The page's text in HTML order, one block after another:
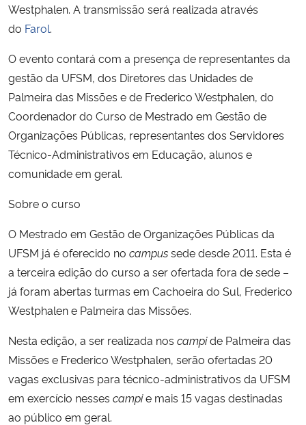
Ministério do Desenvolvimento Regional
Controladoria-Geral da União
Ministério da Mulher, da Família e dos Direitos Humanos
Gabinete de Segurança Institucional
Advocacia-Geral da União
Banco Central do Brasil
Planalto
Westphalen. A transmissão será realizada através
do Farol.
O evento contará com a presença de representantes da
gestão da UFSM, dos Diretores das Unidades de
Palmeira das Missões e de Frederico Westphalen, do
Coordenador do Curso de Mestrado em Gestão de
Organizações Públicas, representantes dos Servidores
Técnico-Administrativos em Educação, alunos e
comunidade em geral.
Sobre o curso
O Mestrado em Gestão de Organizações Públicas da
UFSM já é oferecido no campussede desde 2011. Esta é
a terceira edição do curso a ser ofertada fora de sede –
já foram abertas turmas em Cachoeira do Sul, Frederico
Westphalen e Palmeira das Missões.
Nesta edição, a ser realizada nos campide Palmeira das
Missões e Frederico Westphalen, serão ofertadas 20
vagas exclusivas para técnico-administrativos da UFSM
em exercício nesses campie mais 15 vagas destinadas
ao público em geral.